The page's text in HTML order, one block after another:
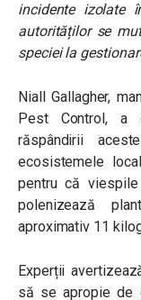
incidente izolate
autorităților se
speciei la
Niall Gallagher,
Pest Control, a
răspândirii
ecosistemele
pentru că
polenizează
aproximativ 11
Experții
să se apropie de